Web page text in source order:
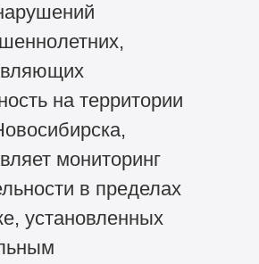
на территории
мониторинг
в пределах
установленных